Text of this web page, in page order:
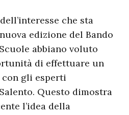
che sta
edizione del Bando
abbiano voluto
di effettuare un
gli esperti
Questo dimostra
l’idea della